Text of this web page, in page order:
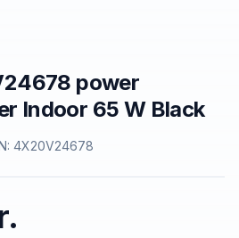
power
Indoor 65 W Black
4X20V24678